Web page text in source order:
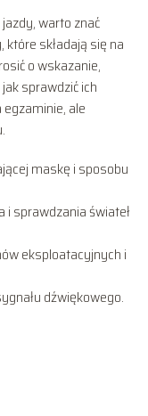
warto znać
składają się na
o wskazanie,
sprawdzić ich
ale
maskę i sposobu
i sprawdzania świateł
eksploatacyjnych i
dźwiękowego.